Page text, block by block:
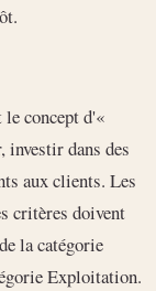
concept d'«
investir dans des
aux clients. Les
critères doivent
la catégorie
Exploitation.